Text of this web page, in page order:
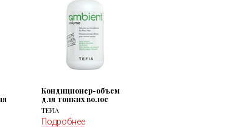
Кондиционер-объем
для тонких волос
TEFIA
Подробнее